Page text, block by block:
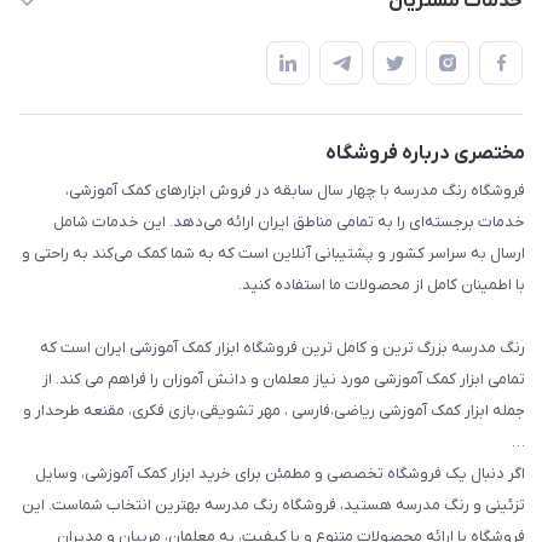
استایل معلم و دانش آموز
بازی و نمایش
تزئین کلاس
طرح های تشویقی
گیفت ها و جوایز
سایر محصولات
قوانین و مقررات
حریم خصوصی
مختصری درباره فروشگاه
فروشگاه رنگ مدرسه با چهار سال سابقه در فروش ابزارهای کمک آموزشی،
خدمات برجسته‌ای را به تمامی مناطق ایران ارائه می‌دهد. این خدمات شامل
ارسال به سراسر کشور و پشتیبانی آنلاین است که به شما کمک می‌کند به راحتی و
با اطمینان کامل از محصولات ما استفاده کنید.
رنگ مدرسه بزرگ ترین و کامل ترین فروشگاه ابزار کمک آموزشی ایران است که
تمامی ابزار کمک آموزشی مورد نیاز معلمان و دانش آموزان را فراهم می کند. از
جمله ابزار کمک آموزشی ریاضی،فارسی ، مهر تشویقی،بازی فکری، مقنعه طرحدار و
…
اگر دنبال یک فروشگاه تخصصی و مطمئن برای خرید ابزار کمک آموزشی، وسایل
تزئینی و رنگ مدرسه هستید، فروشگاه رنگ مدرسه بهترین انتخاب شماست. این
فروشگاه با ارائه محصولات متنوع و با کیفیت، به معلمان، مربیان و مدیران